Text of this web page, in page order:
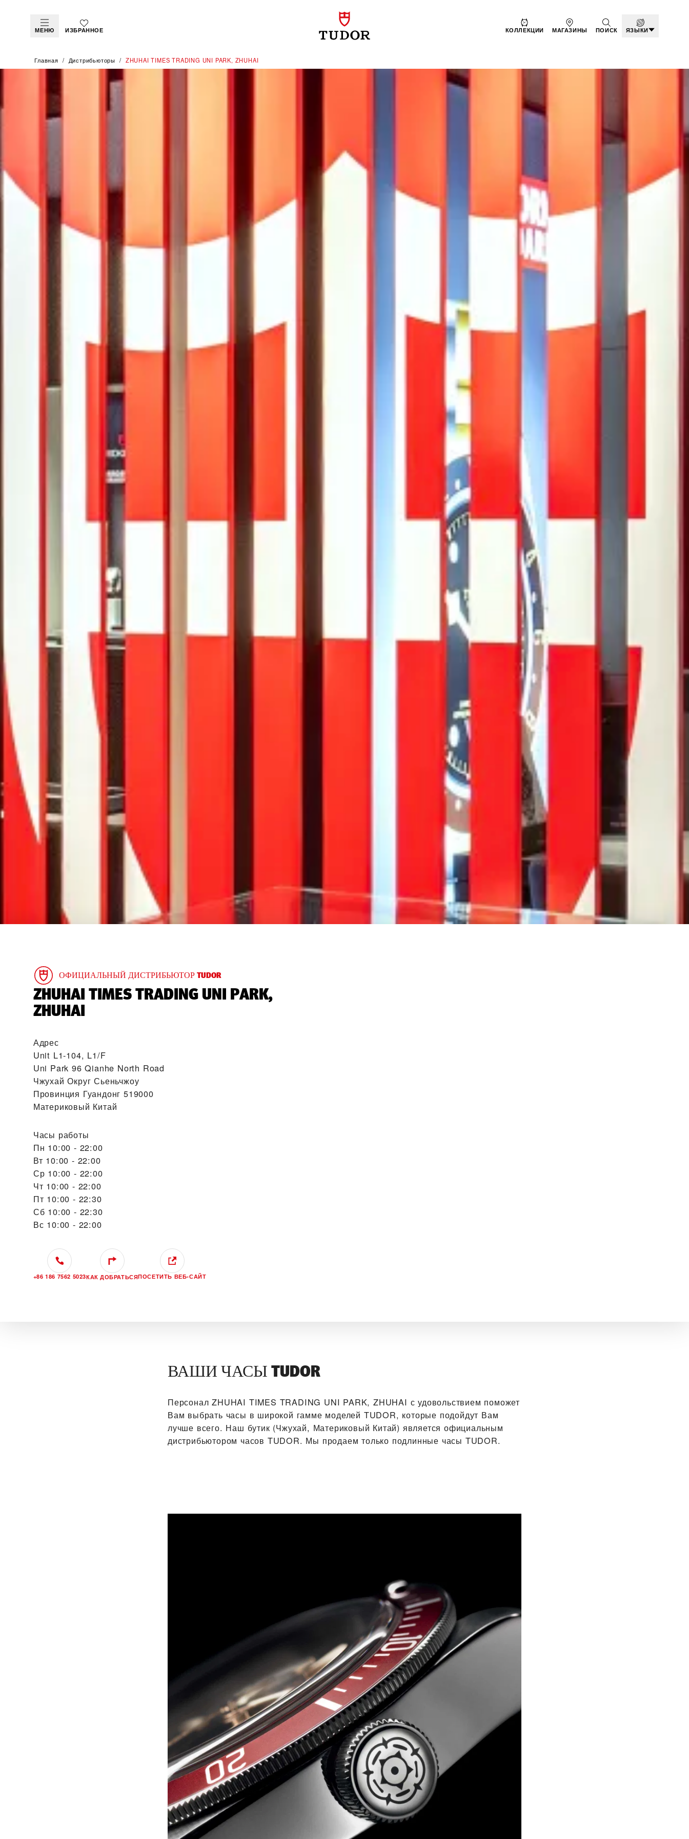
МЕНЮ ИЗБРАННОЕ КОЛЛЕКЦИИ МАГАЗИНЫ ПОИСК ЯЗЫКИ
Главная Дистрибьюторы ‭ZHUHAI TIMES TRADING UNI PARK, ZHUHAI‬
ОФИЦИАЛЬНЫЙ ДИСТРИБЬЮТОР TUDOR
‭ZHUHAI TIMES TRADING UNI PARK,
ZHUHAI‬
Адрес
Unit L1-104, L1/F
Uni Park 96 Qianhe North Road
Чжухай Округ Сьеньчжоу
Провинция Гуандонг 519000
Материковый Китай
Часы работы
Пн 10:00 - 22:00
Вт 10:00 - 22:00
Ср 10:00 - 22:00
Чт 10:00 - 22:00
Пт 10:00 - 22:30
Сб 10:00 - 22:30
Вс 10:00 - 22:00
+86 186 7562 5023КАК ДОБРАТЬСЯПОСЕТИТЬ ВЕБ‑САЙТ
ВАШИ ЧАСЫ TUDOR
Персонал ‭ZHUHAI TIMES TRADING UNI PARK, ZHUHAI‬ с удовольствием поможет
Вам выбрать часы в широкой гамме моделей TUDOR, которые подойдут Вам
лучше всего. Наш бутик (Чжухай, Материковый Китай) является официальным
дистрибьютором часов TUDOR. Мы продаем только подлинные часы TUDOR.